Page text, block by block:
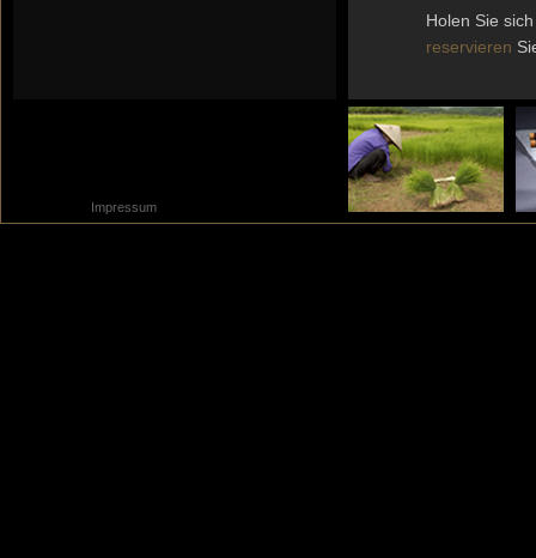
Holen Sie
reservieren
Impressum